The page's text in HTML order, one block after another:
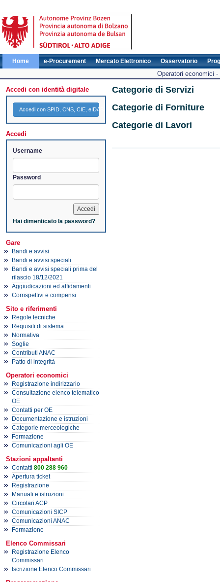
Home e-Procurement Mercato Elettronico Osservatorio
Operatori economici
Accedi con identità digitale
Accedi con SPID, CNS, CIE, eIDAS
Accedi
Username
Password
Hai dimenticato la password?
Gare
Bandi e avvisi
Bandi e avvisi speciali
Bandi e avvisi speciali prima del
rilascio 18/12/2021
Aggiudicazioni ed affidamenti
Corrispettivi e compensi
Sito e riferimenti
Regole tecniche
Requisiti di sistema
Normativa
Soglie
Contributi ANAC
Patto di integrità
Operatori economici
Registrazione indirizzario
Consultazione elenco telematico
OE
Contatti per OE
Documentazione e istruzioni
Categorie merceologiche
Formazione
Comunicazioni agli OE
Stazioni appaltanti
Contatti 800 288 960
Apertura ticket
Registrazione
Manuali e istruzioni
Circolari ACP
Comunicazioni SICP
Comunicazioni ANAC
Formazione
Elenco Commissari
Registrazione Elenco
Commissari
Iscrizione Elenco Commissari
Categorie di Servizi
Categorie di Forniture
Categorie di Lavori